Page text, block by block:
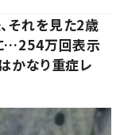
それを見た2歳
…254万回表示
はかなり重症レ